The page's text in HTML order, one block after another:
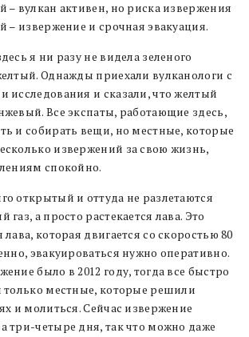
– вулкан активен, но риска извержения
– извержение и срочная эвакуация.
я ни разу не видела зеленого
Однажды приехали вулканологи с
исследования и сказали, что желтый
Все экспаты, работающие здесь,
и собирать вещи, но местные, которые
извержений за свою жизнь,
спокойно.
открытый и оттуда не разлетаются
а просто растекается лава. Это
которая двигается со скоростью 80
эвакуироваться нужно оперативно.
было в 2012 году, тогда все быстро
только местные, которые решили
и молиться. Сейчас извержение
три-четыре дня, так что можно даже